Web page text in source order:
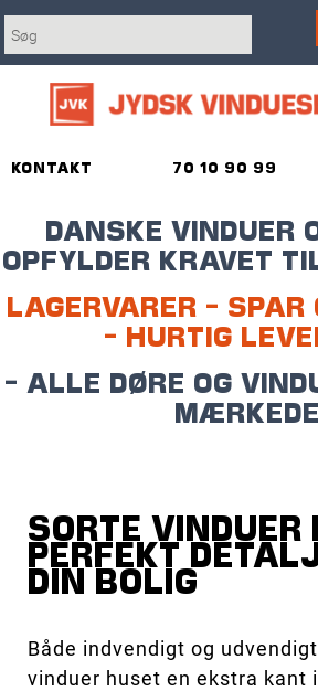
KONTAKT 70 10 90 99
DANSKE VINDUER
OPFYLDER KRAVET
LAGERVARER -
- HURTIG
- ALLE DØRE OG
MÆRKEDE
SORTE VINDUER
PERFEKT
DIN BOLIG
Både indvendigt og
vinduer huset en ekstra kant